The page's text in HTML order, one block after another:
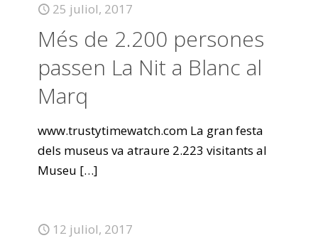
25 juliol, 2017
Més de 2.200 persones
passen La Nit a Blanc al
Marq
www.trustytimewatch.com La gran festa
dels museus va atraure 2.223 visitants al
Museu […]
12 juliol, 2017